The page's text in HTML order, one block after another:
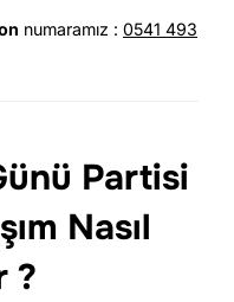
numaramız : 0541 493
Partisi
Nasıl
?